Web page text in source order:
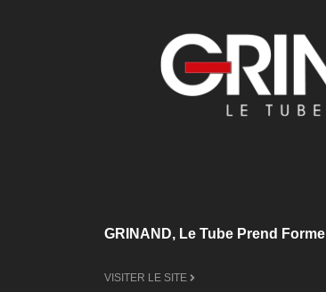
GRINAND, Le Tube Prend Forme
VISITER LE SITE